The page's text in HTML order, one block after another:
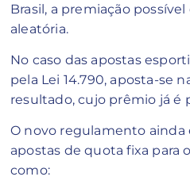
Brasil, a premiação
aleatória.
No caso das apostas
pela Lei 14.790, aposta-se
resultado, cujo prêmio já é
O novo regulamento ainda
apostas de quota fixa para
como: